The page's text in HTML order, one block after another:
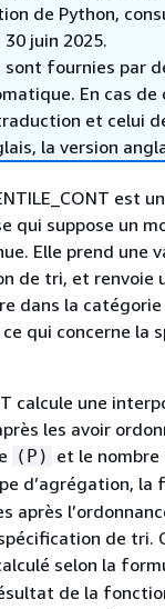
de Python,
30 juin 2025.
fournies par
En cas
et celui
la version
est
qui suppose un
Elle prend une
de tri, et renvoie
dans la catégorie
qui concerne la
calcule une
les avoir
(P) et le nombre
d’agrégation, la
après
de tri.
selon la
de la